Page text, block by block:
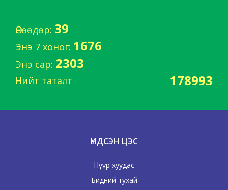
Өнөөдөр: 39
Энэ 7 хоног: 1676
Энэ сар: 2303
Нийт таталт 178993
ҮНДСЭН ЦЭС
Нүүр хуудас
Бидний тухай